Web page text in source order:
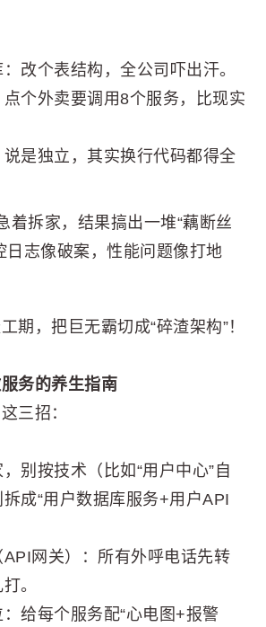
改个表结构，全公司吓出汗。
个外卖要调用8个服务，比现实
是独立，其实换行代码都得全
着拆家，结果搞出一堆“藕断丝
日志像破案，性能问题像打地
期，把巨无霸切成“碎渣架构”！
务的养生指南
三招：
别按技术（比如“用户中心”自
成“用户数据库服务+用户API
API网关）：所有外呼电话先转
。
给每个服务配“心电图+报警